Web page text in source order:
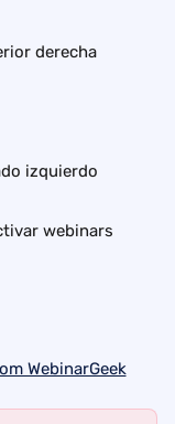
derecha
izquierdo
webinars